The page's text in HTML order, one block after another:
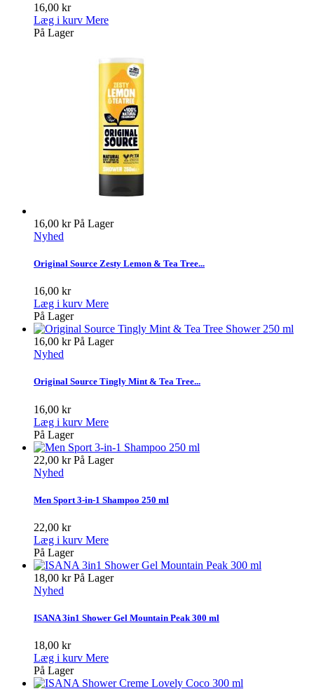
16,00 kr
Læg i kurv Mere
På Lager
16,00 krPå Lager
Nyhed
Original Source Zesty Lemon & Tea Tree...
16,00 kr
Læg i kurv Mere
På Lager
16,00 krPå Lager
Nyhed
Original Source Tingly Mint & Tea Tree...
16,00 kr
Læg i kurv Mere
På Lager
22,00 krPå Lager
Nyhed
Men Sport 3-in-1 Shampoo 250 ml
22,00 kr
Læg i kurv Mere
På Lager
18,00 krPå Lager
Nyhed
ISANA 3in1 Shower Gel Mountain Peak 300 ml
18,00 kr
Læg i kurv Mere
På Lager